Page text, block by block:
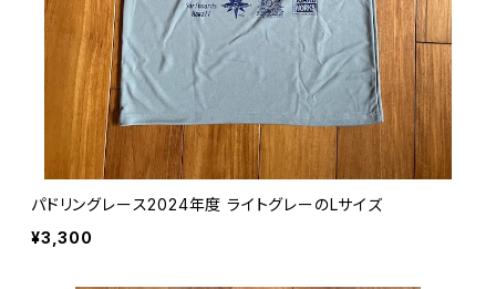
パドリングレース2024年度 ライトグレーのLサイズ
¥3,300